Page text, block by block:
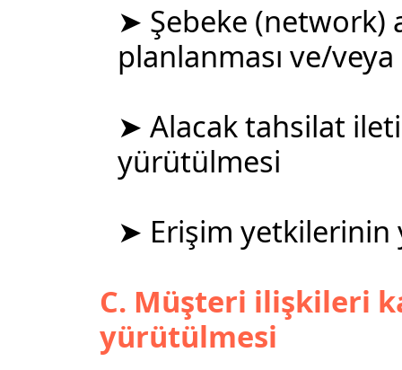
➤ Şebeke (network)
planlanması ve/veya
➤ Alacak tahsilat
yürütülmesi
➤ Erişim
C. Müşteri ilişkileri
yürütülmesi